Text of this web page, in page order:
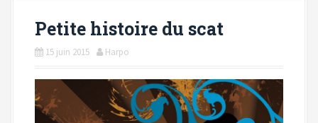
Petite histoire du scat
15 juin 2015 Harpo